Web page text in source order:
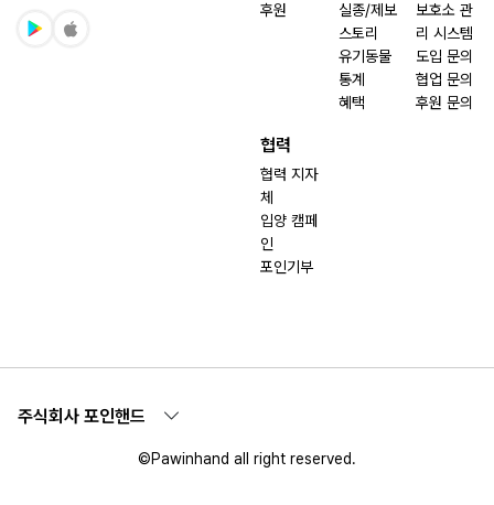
후원
실종/제보
스토리
유기동물
통계
혜택
보호소 관
리 시스템
도입 문의
협업 문의
후원 문의
협력
협력 지자
체
입양 캠페
인
포인기부
주식회사 포인핸드
©Pawinhand all right reserved.